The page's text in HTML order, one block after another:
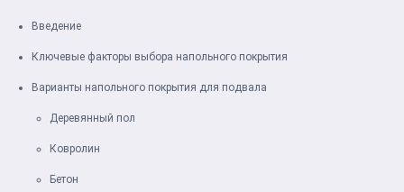
Введение
Ключевые факторы выбора напольного покрытия
Варианты напольного покрытия для подвала
Деревянный пол
Ковролин
Бетон